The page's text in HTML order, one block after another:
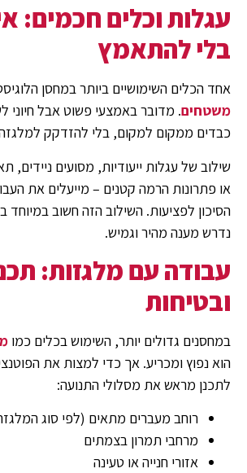
עגלות וכלים חכמים:
בלי להתאמץ
אחד הכלים השימושיים ביותר במחסן
משטחים. מדובר באמצעי פשוט אבל חיוני
כבדים ממקום למקום, בלי להזדקק
שילוב של עגלות ייעודיות, מסועים ניידים,
או פתרונות הרמה קטנים – מייעלים את
הסיכון לפציעות. השילוב הזה חשוב
נדרש מענה מהיר וגמיש.
עבודה עם מלגזות:
ובטיחות
במחסנים גדולים יותר, השימוש בכלים כמו
הוא נפוץ ומכריע. אך כדי למצות את
לתכנן מראש את מסלולי התנועה:
רוחב מעברים מתאים (לפי סוג
מרחבי תמרון בצמתים
אזורי חנייה או טעינה